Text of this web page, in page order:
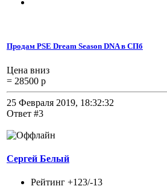
Продам PSE Dream Season DNA в СПб
Цена вниз
= 28500 р
25 Февраля 2019, 18:32:32
Ответ #3
Сергей Белый
Рейтинг +123/-13